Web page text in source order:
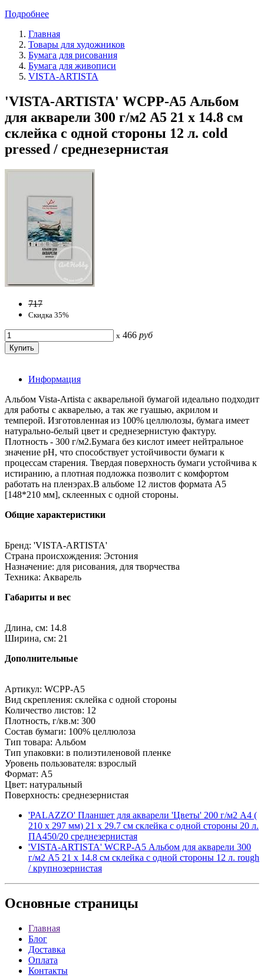
Подробнее
Главная
Товары для художников
Бумага для рисования
Бумага для живописи
VISTA-ARTISTA
'VISTA-ARTISTA' WCPP-A5 Альбом
для акварели 300 г/м2 A5 21 х 14.8 см
склейка с одной стороны 12 л. cold
pressed / среднезернистая
717
Скидка 35%
x 466 руб
Информация
Альбом Vista-Artista с акварельной бумагой идеально подходит
для работы с акварелью, а так же гуашью, акрилом и
темперой. Изготовленная из 100% целлюлозы, бумага имеет
натурально-белый цвет и среднезернистую фактуру.
Плотность - 300 г/м2.Бумага без кислот имеет нейтральное
значение рН, что способствует устойчивости бумаги к
процессам старения. Твердая поверхность бумаги устойчива к
истиранию, а плотная подложка позволит с комфортом
работать на пленэрах.В альбоме 12 листов формата А5
[148*210 мм], склеенных с одной стороны.
Общие характеристики
Бренд: 'VISTA-ARTISTA'
Страна происхождения: Эстония
Назначение: для рисования, для творчества
Техника: Акварель
Габариты и вес
Длина, см: 14.8
Ширина, см: 21
Дополнительные
Артикул: WCPP-A5
Вид скрепления: склейка с одной стороны
Количество листов: 12
Плотность, г/кв.м: 300
Состав бумаги: 100% целлюлоза
Тип товара: Альбом
Тип упаковки: в полиэтиленовой пленке
Уровень пользователя: взрослый
Формат: A5
Цвет: натуральный
Поверхность: среднезернистая
'PALAZZO' Планшет для акварели 'Цветы' 200 г/м2 A4 (
210 x 297 мм) 21 х 29.7 см склейка с одной стороны 20 л.
ПА450/20 среднезернистая
'VISTA-ARTISTA' WCRP-A5 Альбом для акварели 300
г/м2 A5 21 х 14.8 см склейка с одной стороны 12 л. rough
/ крупнозернистая
Основные страницы
Главная
Блог
Доставка
Оплата
Контакты